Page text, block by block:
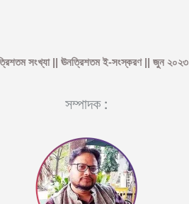
সংখ্যা || ঊনত্রিশতম ই-সংস্করণ || জুন ২০২৩
সম্পাদক :